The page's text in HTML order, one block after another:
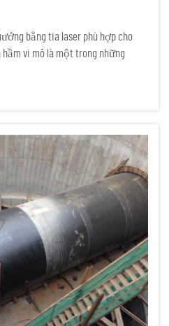
bằng tia laser phù hợp cho
vi mô là một trong những
sư hoặc quản lý dự án phải
công. Độ chính xác trong việc
đến độ ổn định cấu trúc...